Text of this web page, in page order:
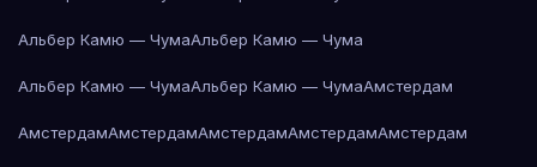
Альбер Камю — ЧумаАльбер Камю — Чума
Альбер Камю — ЧумаАльбер Камю — ЧумаАмстердам
АмстердамАмстердамАмстердамАмстердамАмстердам